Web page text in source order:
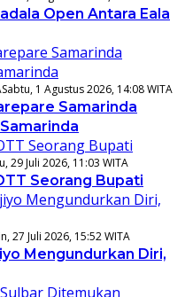
Open Antara Eala
Sabtu, 1 Agustus 2026, 14:08 WITA
Samarinda
29 Juli 2026, 11:03 WITA
Seorang Bupati
27 Juli 2026, 15:52 WITA
Mengundurkan Diri,